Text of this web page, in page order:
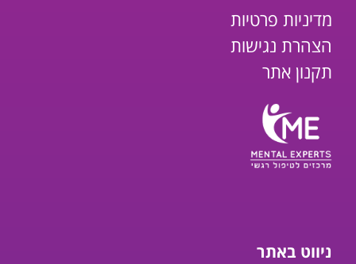
מדיניות פרטיות
הצהרת נגישות
תקנון אתר
ניווט באתר